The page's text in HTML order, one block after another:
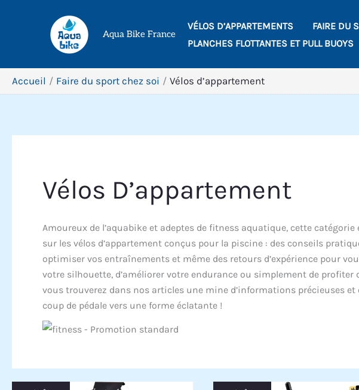
Aqua Bike France
VÉLOS D’APPARTEMENTS FAIRE DU
PLANCHES FLOTTANTES ET PULL BUOYS
Accueil Faire du sport chez soi Vélos d’appartement
Vélos D’appartement
Amoureux de l’aquabike et adeptes de fitness aquatique, cette
sur les vélos d’appartement conçus pour la piscine : des conseils
optimiser vos entraînements et même des retours d’expérience pour
votre silhouette, d’améliorer votre endurance ou simplement de
vous trouverez dans nos articles une mine d’informations précieuses
coup de pédale vers une forme éclatante !